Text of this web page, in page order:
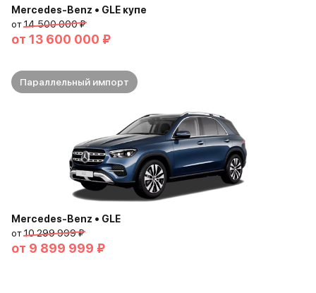
Mercedes-Benz • GLE купе
от14 500 000 ₽
от 13 600 000 ₽
Параллельный импорт
Mercedes-Benz • GLE
от10 299 999 ₽
от 9 899 999 ₽